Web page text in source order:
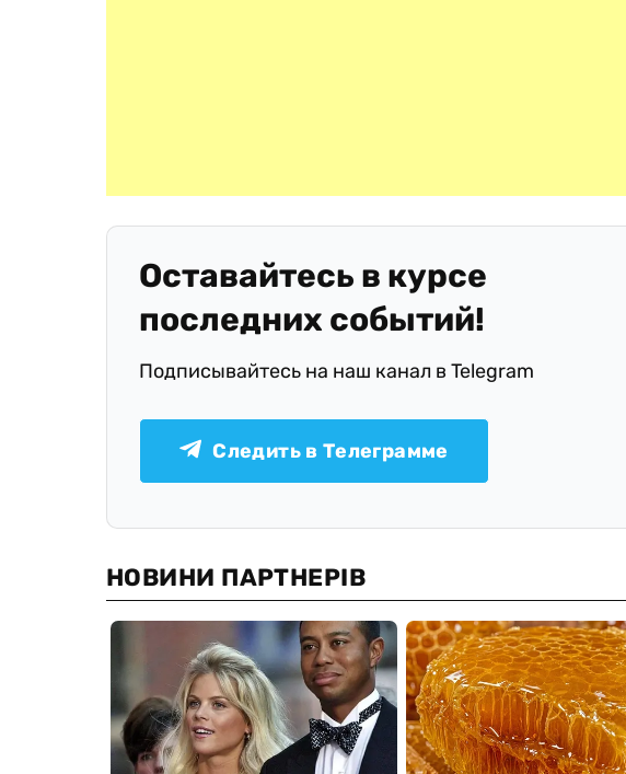
Оставайтесь в курсе
последних событий!
Подписывайтесь на наш канал в Telegram
Следить в Телеграмме